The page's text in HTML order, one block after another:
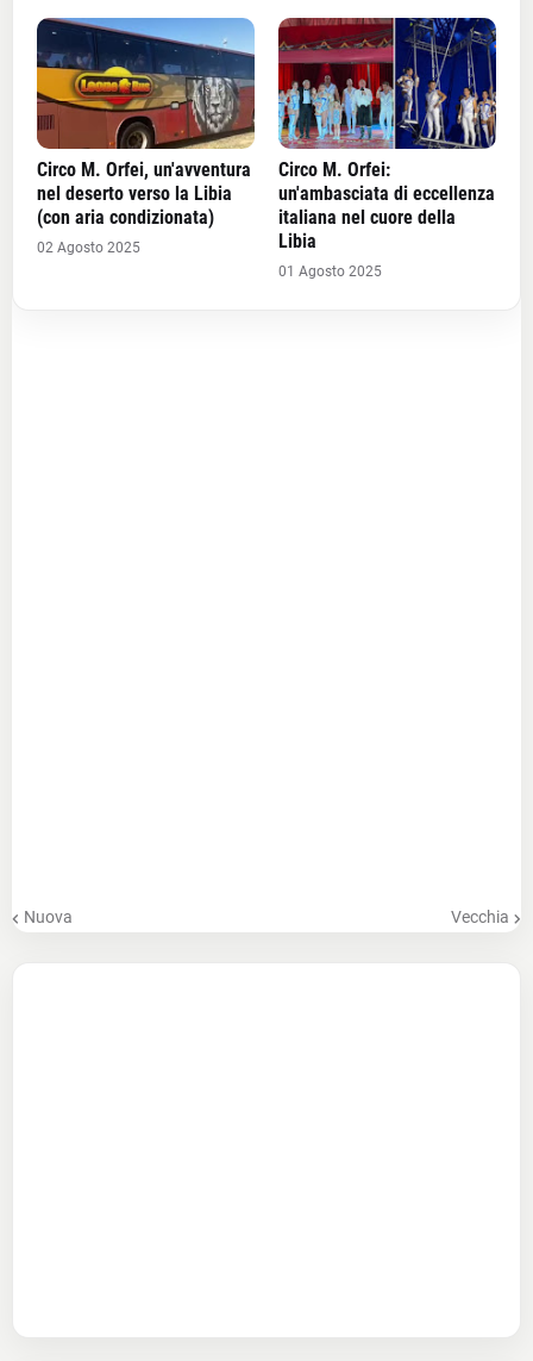
Circo M. Orfei, un'avventura
nel deserto verso la Libia
(con aria condizionata)
02 Agosto 2025
Circo M. Orfei:
un'ambasciata di eccellenza
italiana nel cuore della
Libia
01 Agosto 2025
Nuova Vecchia